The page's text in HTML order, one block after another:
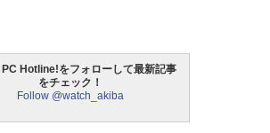
Hotline!をフォローして最新記事
をチェック！
Follow @watch_akiba